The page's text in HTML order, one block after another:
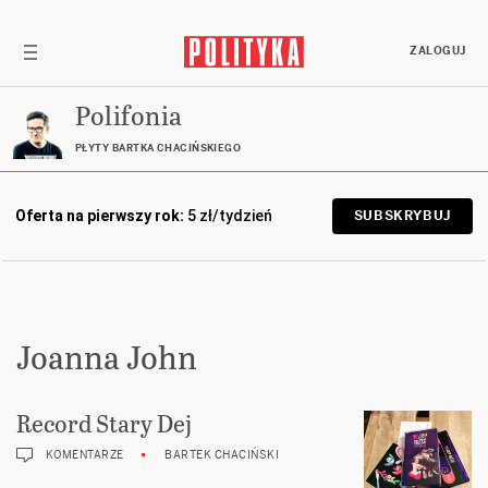
ZALOGUJ
Polifonia
PŁYTY BARTKA CHACIŃSKIEGO
Oferta na pierwszy rok: 5 zł/tydzień SUBSKRYBUJ
Joanna John
Record Stary Dej
KOMENTARZE BARTEK CHACIŃSKI